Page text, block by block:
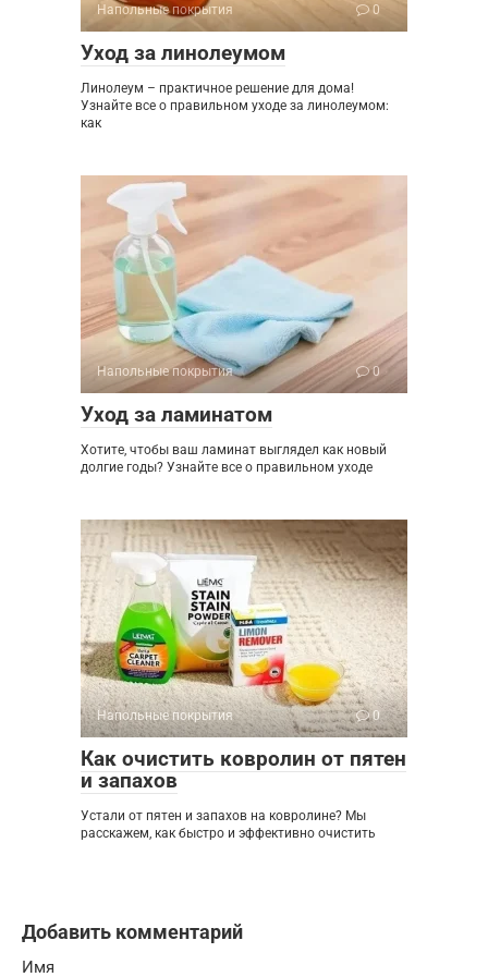
Напольные покрытия 0
Уход за линолеумом
Линолеум – практичное решение для дома!
Узнайте все о правильном уходе за линолеумом:
как
Напольные покрытия 0
Уход за ламинатом
Хотите, чтобы ваш ламинат выглядел как новый
долгие годы? Узнайте все о правильном уходе
Напольные покрытия 0
Как очистить ковролин от пятен
и запахов
Устали от пятен и запахов на ковролине? Мы
расскажем, как быстро и эффективно очистить
Добавить комментарий
Имя